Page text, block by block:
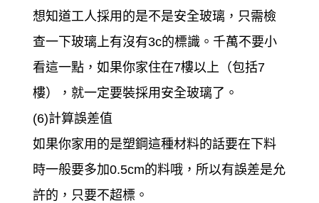
想知道工人採用的是不是安全玻璃，只需檢
查一下玻璃上有沒有3c的標識。千萬不要小
看這一點，如果你家住在7樓以上（包括7
樓），就一定要裝採用安全玻璃了。
(6)計算誤差值
如果你家用的是塑鋼這種材料的話要在下料
時一般要多加0.5cm的料哦，所以有誤差是允
許的，只要不超標。